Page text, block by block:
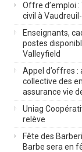
Offre d’emploi
civil à
Enseignants,
postes
Valleyfield
Appel d’offres :
collective des
assurance vie
Uniag
relève
Fête des
Barbe sera en